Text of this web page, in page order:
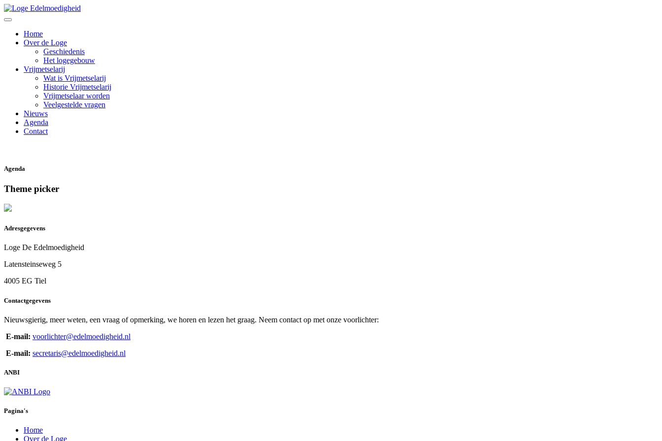
Home
Over de Loge
Geschiedenis
Het logegebouw
Vrijmetselarij
Wat is Vrijmetselarij
Historie Vrijmetselarij
Vrijmetselaar worden
Veelgestelde vragen
Nieuws
Agenda
Contact
Agenda
Theme picker
Adresgegevens
Loge De Edelmoedigheid
Latensteinseweg 5
4005 EG Tiel
Contactgegevens
Nieuwsgierig, meer weten, een vraag of opmerking, we horen en lezen het graag. Neem contact op met onze voorlichter:
E-mail: voorlichter@edelmoedigheid.nl
E-mail: secretaris@edelmoedigheid.nl
ANBI
Pagina's
Home
Over de Loge